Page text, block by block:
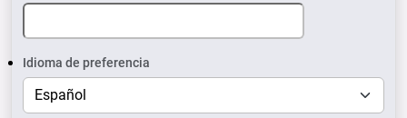
Idioma de preferencia